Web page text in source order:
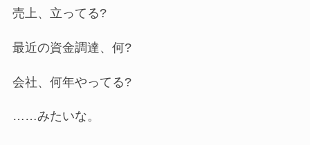
売上、立ってる?
最近の資金調達、何?
会社、何年やってる?
……みたいな。